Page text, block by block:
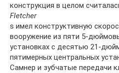
конструкция в целом
Fletcher
s имел конструктивную
вооружение из пяти 5-
установках с десятью 21-
пятимерных центральных
Самнер и зубчатые передачи